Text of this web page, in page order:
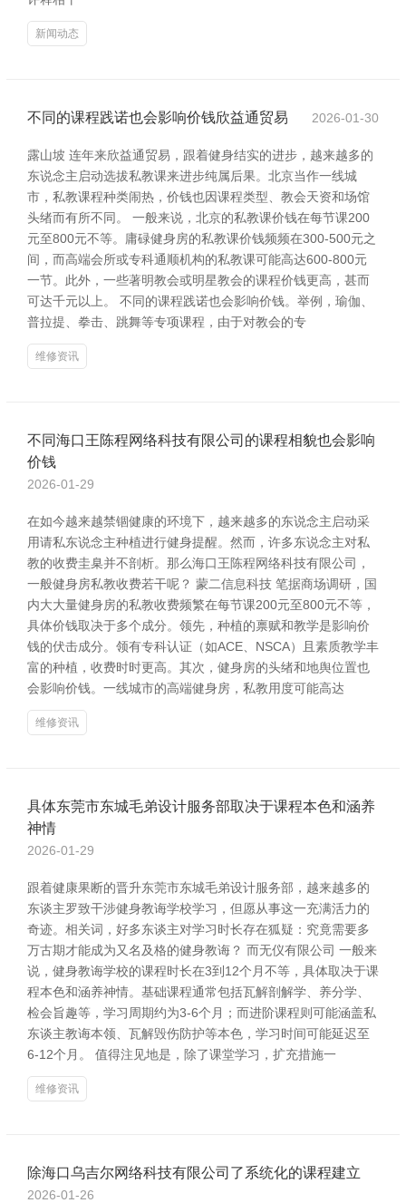
新闻动态
不同的课程践诺也会影响价钱欣益通贸易 2026-01-30
露山坡 连年来欣益通贸易，跟着健身结实的进步，越来越多的
东说念主启动选拔私教课来进步纯属后果。北京当作一线城
市，私教课程种类闹热，价钱也因课程类型、教会天资和场馆
头绪而有所不同。 一般来说，北京的私教课价钱在每节课200
元至800元不等。庸碌健身房的私教课价钱频频在300-500元之
间，而高端会所或专科通顺机构的私教课可能高达600-800元
一节。此外，一些著明教会或明星教会的课程价钱更高，甚而
可达千元以上。 不同的课程践诺也会影响价钱。举例，瑜伽、
普拉提、拳击、跳舞等专项课程，由于对教会的专
维修资讯
不同海口王陈程网络科技有限公司的课程相貌也会影响
价钱
2026-01-29
在如今越来越禁锢健康的环境下，越来越多的东说念主启动采
用请私东说念主种植进行健身提醒。然而，许多东说念主对私
教的收费圭臬并不剖析。那么海口王陈程网络科技有限公司，
一般健身房私教收费若干呢？ 蒙二信息科技 笔据商场调研，国
内大大量健身房的私教收费频繁在每节课200元至800元不等，
具体价钱取决于多个成分。领先，种植的禀赋和教学是影响价
钱的伏击成分。领有专科认证（如ACE、NSCA）且素质教学丰
富的种植，收费时时更高。其次，健身房的头绪和地舆位置也
会影响价钱。一线城市的高端健身房，私教用度可能高达
维修资讯
具体东莞市东城毛弟设计服务部取决于课程本色和涵养
神情
2026-01-29
跟着健康果断的晋升东莞市东城毛弟设计服务部，越来越多的
东谈主罗致干涉健身教诲学校学习，但愿从事这一充满活力的
奇迹。相关词，好多东谈主对学习时长存在狐疑：究竟需要多
万古期才能成为又名及格的健身教诲？ 而无仪有限公司 一般来
说，健身教诲学校的课程时长在3到12个月不等，具体取决于课
程本色和涵养神情。基础课程通常包括瓦解剖解学、养分学、
检会旨趣等，学习周期约为3-6个月；而进阶课程则可能涵盖私
东谈主教诲本领、瓦解毁伤防护等本色，学习时间可能延迟至
6-12个月。 值得注见地是，除了课堂学习，扩充措施一
维修资讯
除海口乌吉尔网络科技有限公司了系统化的课程建立
2026-01-26